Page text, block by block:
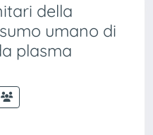
della
umano di
plasma